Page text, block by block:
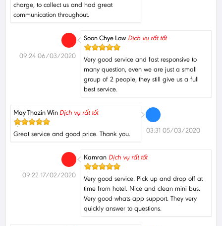
charge, to collect us and had great
communication throughout.
Soon Chye Low Dịch vụ rất tốt
Very good service and fast responsive to
many question, even we are just a small
group of 2 people, they still give us a full
best service.
09:24 06/03/2020
May Thazin Win Dịch vụ rất tốt
Great service and good price. Thank you. 03:31 05/03/2020
Kamran Dịch vụ rất tốt
Very good service. Pick up and drop off at
time from hotel. Nice and clean mini bus.
Very good whats app support. They very
quickly answer to questions.
09:22 17/02/2020